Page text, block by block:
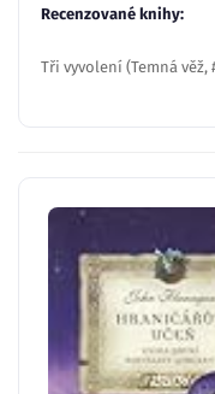
Recenzované knihy:
Tři vyvolení (Temná věž,